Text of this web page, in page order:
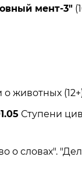
мент-3"
животных
Ступени
о словах".